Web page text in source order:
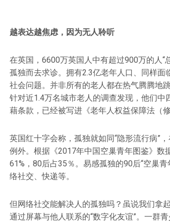
越表达越焦虑，因为无人聆听
在英国，6600万英国人中有超过900万的人“
孤独而去求诊。拥有2.3亿老年人口、同样
社会问题。并非所有的老人都在热气腾腾地
针对近1.4万名城市老人的调查发现，他们中
藉条款，已经被写进《老年人权益保障法（
英国红十字会称，孤独就如同“隐形流行病”
例外。根据《2017年中国空巢青年图鉴》
61%，80后占35％。易感孤独的90后“空巢
络社交、快递等。
但网络社交能解决人的孤独吗？虽说我们拿
通过屏幕与他人联系的“数字化友谊”。一群